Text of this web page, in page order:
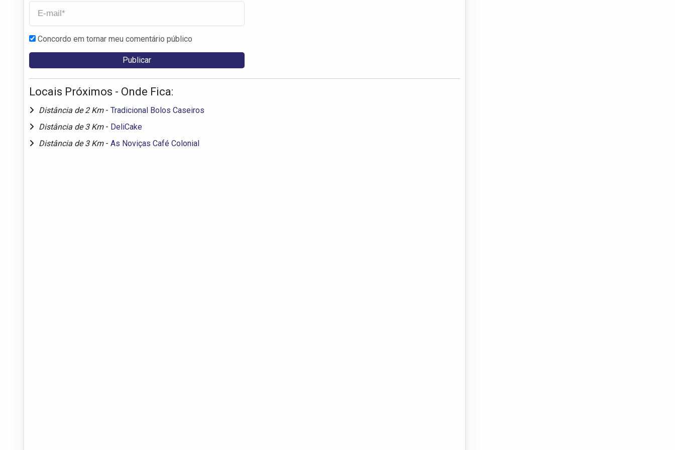
Concordo em tornar meu comentário público
Locais Próximos - Onde Fica:
Distância de 2 Km - Tradicional Bolos Caseiros
Distância de 3 Km - DeliCake
Distância de 3 Km - As Noviças Café Colonial